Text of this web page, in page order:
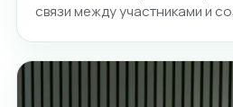
связи между участниками и